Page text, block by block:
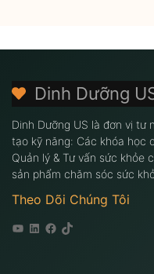
Dinh Dưỡng
Dinh Dưỡng US là đơn vị tư
tạo kỹ năng: Các khóa học
Quản lý & Tư vấn sức khỏe
sản phẩm chăm sóc sức
Theo Dõi Chúng Tôi
Youtube
Linkedin
Facebook
Tiktok